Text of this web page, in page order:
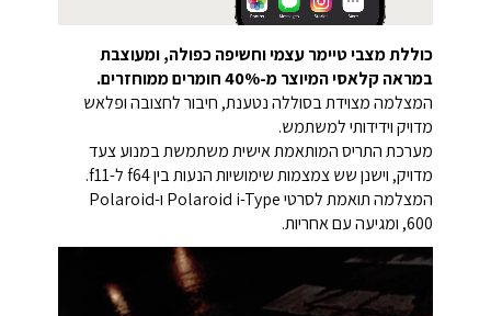
כוללת מצבי טיימר עצמי וחשיפה כפולה, ומעוצבת
במראה קלאסי המיוצר מ-40% חומרים ממוחזרים.
המצלמה מצוידת בסוללה נטענת, חיבור לחצובה ופלאש
מדויק וידידותי למשתמש.
מערכת התריס המותאמת אישית משתמשת במנוע צעד
מדויק, וישנן שש צמצמות שימושיות הנעות בין f64 ל-f11.
המצלמה תואמת לסרטי Polaroid i-Type ו-Polaroid
600, ומגיעה עם אחריות.